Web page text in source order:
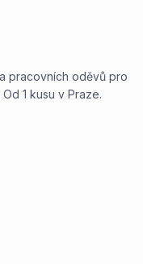
pracovních oděvů pro
1 kusu v Praze.